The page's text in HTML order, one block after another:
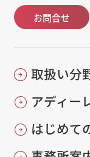
お問合せ
取扱い分
アディー
はじめて